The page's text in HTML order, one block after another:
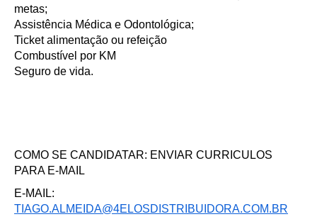
metas;
Assistência Médica e Odontológica;
Ticket alimentação ou refeição
Combustível por KM
Seguro de vida.
COMO SE CANDIDATAR: ENVIAR CURRICULOS
PARA E-MAIL
E-MAIL:
TIAGO.ALMEIDA@4ELOSDISTRIBUIDORA.COM.BR